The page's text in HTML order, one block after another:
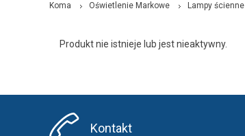
Koma Oświetlenie Markowe Lampy ścienne
Produkt nie istnieje lub jest nieaktywny.
Kontakt